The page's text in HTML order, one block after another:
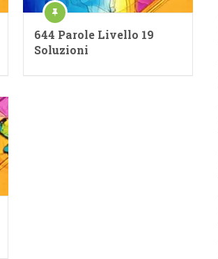
644 Parole Livello 19
Soluzioni